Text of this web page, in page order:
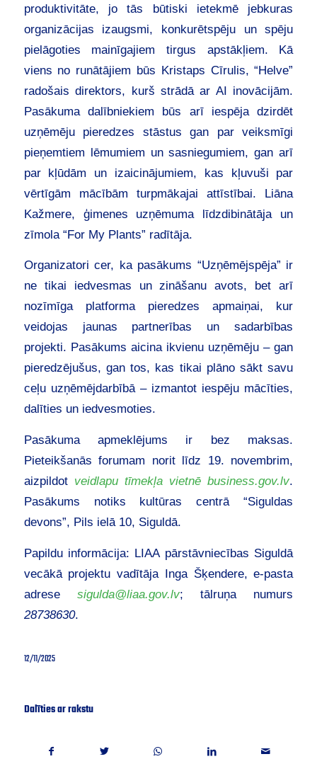
produktivitāte, jo tās būtiski ietekmē jebkuras
organizācijas izaugsmi, konkurētspēju un spēju
pielāgoties mainīgajiem tirgus apstākļiem. Kā
viens no runātājiem būs Kristaps Cīrulis, “Helve”
radošais direktors, kurš strādā ar AI inovācijām.
Pasākuma dalībniekiem būs arī iespēja dzirdēt
uzņēmēju pieredzes stāstus gan par veiksmīgi
pieņemtiem lēmumiem un sasniegumiem, gan arī
par kļūdām un izaicinājumiem, kas kļuvuši par
vērtīgām mācībām turpmākajai attīstībai. Liāna
Kažmere, ģimenes uzņēmuma līdzdibinātāja un
zīmola “For My Plants” radītāja.
Organizatori cer, ka pasākums “Uzņēmējspēja” ir
ne tikai iedvesmas un zināšanu avots, bet arī
nozīmīga platforma pieredzes apmaiņai, kur
veidojas jaunas partnerības un sadarbības
projekti. Pasākums aicina ikvienu uzņēmēju – gan
pieredzējušus, gan tos, kas tikai plāno sākt savu
ceļu uzņēmējdarbībā – izmantot iespēju mācīties,
dalīties un iedvesmoties.
Pasākuma apmeklējums ir bez maksas.
Pieteikšanās forumam norit līdz 19. novembrim,
aizpildot veidlapu tīmekļa vietnē business.gov.lv.
Pasākums notiks kultūras centrā “Siguldas
devons”, Pils ielā 10, Siguldā.
Papildu informācija: LIAA pārstāvniecības Siguldā
vecākā projektu vadītāja Inga Šķendere, e‑pasta
adrese sigulda@liaa.gov.lv; tālruņa numurs
28738630.
12/11/2025
Dalīties ar rakstu